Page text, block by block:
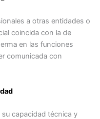
a otras entidades o
coincida con la de
en las funciones
comunicada con
capacidad técnica y